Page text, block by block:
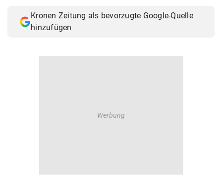
Kronen Zeitung als bevorzugte Google-Quelle
hinzufügen